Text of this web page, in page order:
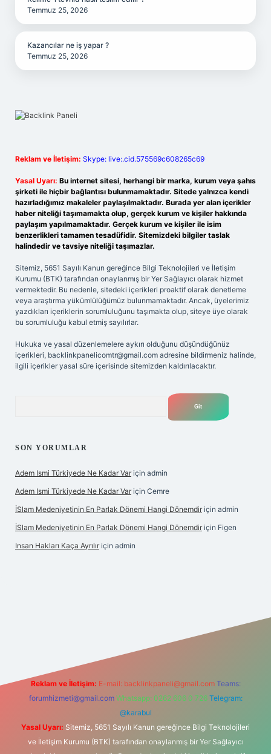
Temmuz 25, 2026
Kazancılar ne iş yapar ?
Temmuz 25, 2026
Reklam ve İletişim: Skype: live:.cid.575569c608265c69
Yasal Uyarı: Bu internet sitesi, herhangi bir marka, kurum veya şahıs
şirketi ile hiçbir bağlantısı bulunmamaktadır. Sitede yalnızca kendi
hazırladığımız makaleler paylaşılmaktadır. Burada yer alan içerikler
haber niteliği taşımamakta olup, gerçek kurum ve kişiler hakkında
paylaşım yapılmamaktadır. Gerçek kurum ve kişiler ile isim
benzerlikleri tamamen tesadüfidir. Sitemizdeki bilgiler taslak
halindedir ve tavsiye niteliği taşımazlar.
Sitemiz, 5651 Sayılı Kanun gereğince Bilgi Teknolojileri ve İletişim
Kurumu (BTK) tarafından onaylanmış bir Yer Sağlayıcı olarak hizmet
vermektedir. Bu nedenle, sitedeki içerikleri proaktif olarak denetleme
veya araştırma yükümlülüğümüz bulunmamaktadır. Ancak, üyelerimiz
yazdıkları içeriklerin sorumluluğunu taşımakta olup, siteye üye olarak
bu sorumluluğu kabul etmiş sayılırlar.
Hukuka ve yasal düzenlemelere aykırı olduğunu düşündüğünüz
içerikleri, backlinkpanelicomtr@gmail.com adresine bildirmeniz halinde,
ilgili içerikler yasal süre içerisinde sitemizden kaldırılacaktır.
SON YORUMLAR
Adem Ismi Türkiyede Ne Kadar Var için admin
Adem Ismi Türkiyede Ne Kadar Var için Cemre
İSlam Medeniyetinin En Parlak Dönemi Hangi Dönemdir için admin
İSlam Medeniyetinin En Parlak Dönemi Hangi Dönemdir için Figen
Insan Hakları Kaça Ayrılır için admin
Reklam ve İletişim: E-mail: backlinkpaneli@gmail.com Teams:
forumhizmeti@gmail.com Whatsapp: 0262 606 0 726 Telegram:
@karabul
Yasal Uyarı: Sitemiz, 5651 Sayılı Kanun gereğince Bilgi Teknolojileri
ve İletişim Kurumu (BTK) tarafından onaylanmış bir Yer Sağlayıcı